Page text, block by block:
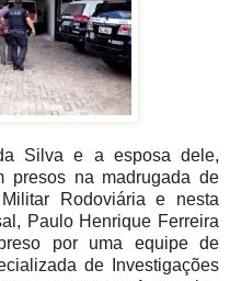
Silva e a esposa dele,
presos na madrugada de
Rodoviária e nesta
Paulo Henrique Ferreira
por uma equipe de
de Investigações